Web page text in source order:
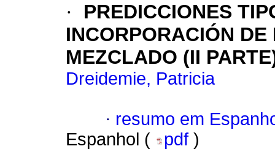
·
PREDICCIONES
INCORPORACIÓN
MEZCLADO (II
Dreidemie, Patricia
· resumo em
Espanhol (
pdf )